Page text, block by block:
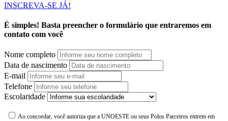
INSCREVA-SE JÁ!
É simples! Basta preencher o formulário que entraremos em
contato com você
Nome completo
Data de nascimento
E-mail
Telefone
Escolaridade
Ao concordar, você autoriza que a UNOESTE ou seus Polos Parceiros entrem em